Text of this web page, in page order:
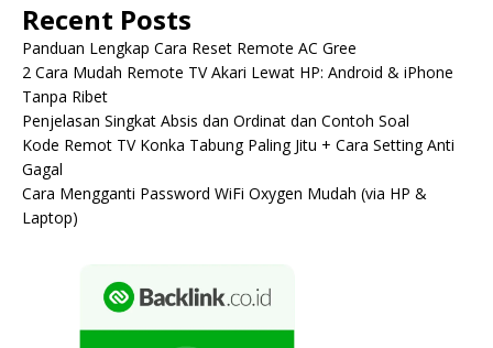
Recent Posts
Panduan Lengkap Cara Reset Remote AC Gree
2 Cara Mudah Remote TV Akari Lewat HP: Android & iPhone
Tanpa Ribet
Penjelasan Singkat Absis dan Ordinat dan Contoh Soal
Kode Remot TV Konka Tabung Paling Jitu + Cara Setting Anti
Gagal
Cara Mengganti Password WiFi Oxygen Mudah (via HP &
Laptop)